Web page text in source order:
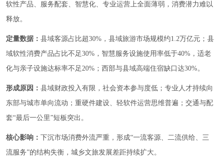
软性产品、服务配套、智慧化、专业运营上全面薄弱，消费潜力难以
释放。
定量数据： 县域客源占比超30%，县域旅游市场规模约1.2万亿元；县
域软性消费产品占比不足30%，智慧服务设施使用率低于40%，适老
化与亲子设施达标率不足20%；西部与县域高端住宿缺口达30%。
形成原因： 县域财政投入有限，社会资本参与度低；专业人才持续向
东部与城市单向流动；重硬件建设、轻软件运营思维普遍；交通与配
套“最后一公里”短板突出。
核心影响： 下沉市场消费外流严重，形成“一流客源、二流供给、三
流服务”的结构失衡，城乡文旅发展差距持续扩大。